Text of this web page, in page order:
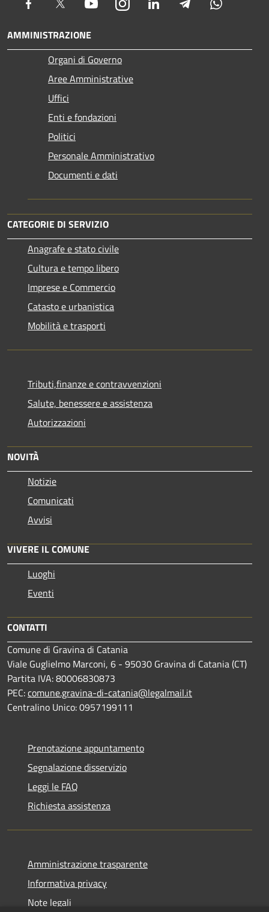
AMMINISTRAZIONE
Organi di Governo
Aree Amministrative
Uffici
Enti e fondazioni
Politici
Personale Amministrativo
Documenti e dati
CATEGORIE DI SERVIZIO
Anagrafe e stato civile
Cultura e tempo libero
Imprese e Commercio
Catasto e urbanistica
Mobilità e trasporti
Tributi,finanze e contravvenzioni
Salute, benessere e assistenza
Autorizzazioni
NOVITÀ
Notizie
Comunicati
Avvisi
VIVERE IL COMUNE
Luoghi
Eventi
CONTATTI
Comune di Gravina di Catania
Viale Guglielmo Marconi, 6 - 95030 Gravina di Catania (CT)
Partita IVA: 80006830873
PEC:comune.gravina-di-catania@legalmail.it
Centralino Unico: 0957199111
Prenotazione appuntamento
Segnalazione disservizio
Leggi le FAQ
Richiesta assistenza
Amministrazione trasparente
Informativa privacy
Note legali